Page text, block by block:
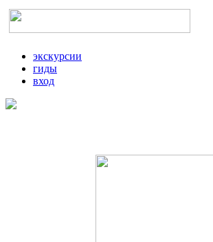
экскурсии
гиды
вход